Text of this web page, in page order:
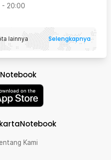
- 20:00
lainnya Selengkapnya
Kami